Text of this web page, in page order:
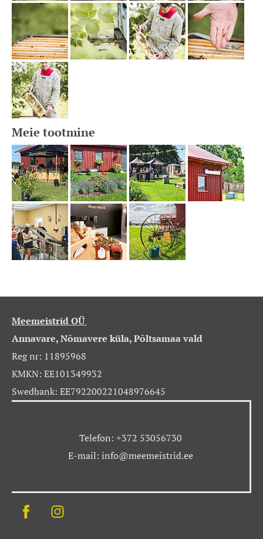
Meie tootmine
Meemeistrid OÜ
Annavare, Nõmavere küla, Põltsamaa vald
Reg nr: 11895968
KMKN: EE101349932
Swedbank: EE792200221048976645
Telefon: +372 53056730
E-mail: info@meemeistrid.ee